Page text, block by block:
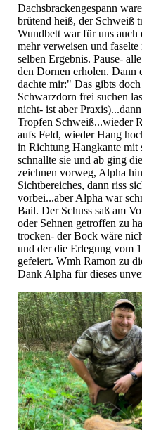
Dachsbrackengespann
brütend heiß, der Schweiß
Wundbett war für uns
mehr verweisen und
selben Ergebnis. Pause-
den Dornen erholen. Dann
dachte mir:" Das gibts
Schwarzdorn frei suchen
nicht- ist aber
Tropfen Schweiß...wieder
aufs Feld, wieder Hang
in Richtung Hangkante mit
schnallte sie und ab ging
zeichnen vorweg, Alpha
Sichtbereiches, dann riss
vorbei...aber Alpha war
Bail. Der Schuss saß am
oder Sehnen getroffen zu
trocken- der Bock wäre
und der die Erlegung vom
gefeiert. Wmh Ramon zu
Dank Alpha für dieses